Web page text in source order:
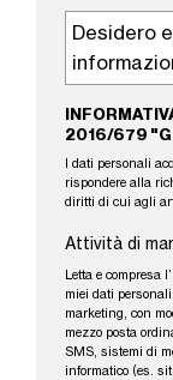
2016/679
I dati personali
rispondere alla
diritti di cui agli
Attività di
Letta e compresa l’
miei dati
marketing, con
mezzo posta
SMS, sistemi di
informatico (es.